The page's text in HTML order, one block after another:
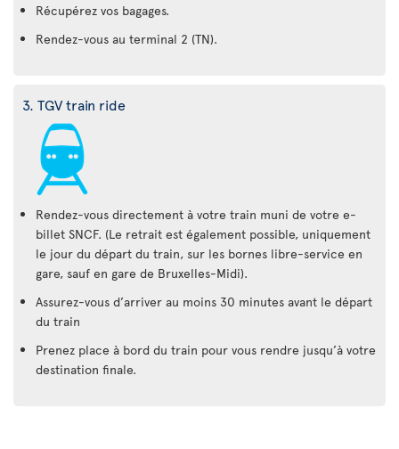
Récupérez vos bagages.
Rendez-vous au terminal 2 (TN).
3. TGV train ride
Rendez-vous directement à votre train muni de votre e-
billet SNCF. (Le retrait est également possible, uniquement
le jour du départ du train, sur les bornes libre-service en
gare, sauf en gare de Bruxelles-Midi).
Assurez-vous d’arriver au moins 30 minutes avant le départ
du train
Prenez place à bord du train pour vous rendre jusqu’à votre
destination finale.